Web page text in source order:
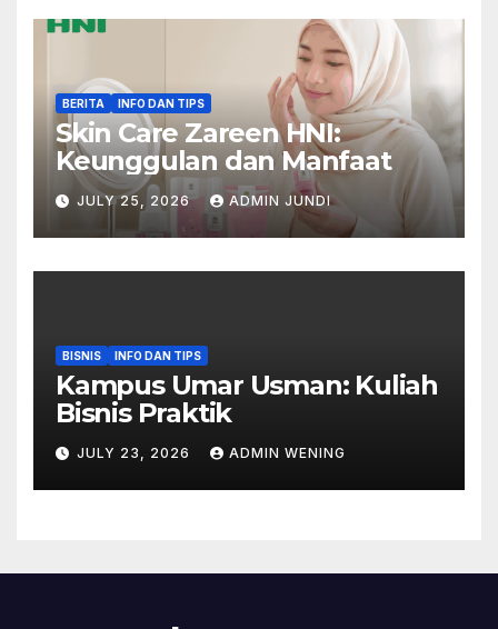
BERITA INFO DAN TIPS
Skin Care Zareen HNI:
Keunggulan dan Manfaat
JULY 25, 2026 ADMIN JUNDI
BISNIS INFO DAN TIPS
Kampus Umar Usman: Kuliah
Bisnis Praktik
JULY 23, 2026 ADMIN WENING